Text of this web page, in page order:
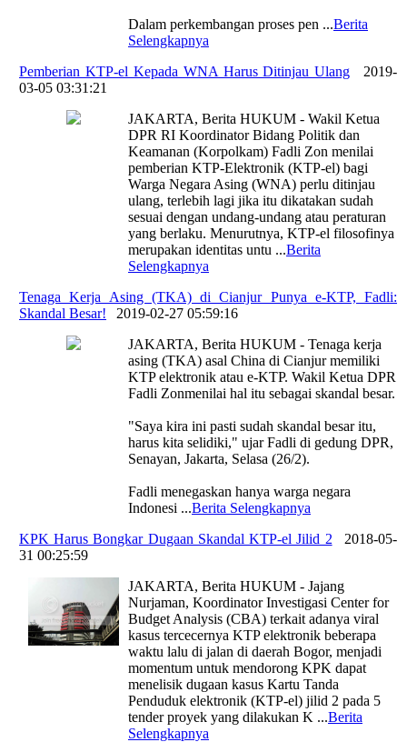
Dalam perkembangan proses pen ...Berita
Selengkapnya
Pemberian KTP-el Kepada WNA Harus Ditinjau Ulang
2019-
03-05 03:31:21
JAKARTA, Berita HUKUM - Wakil Ketua
DPR RI Koordinator Bidang Politik dan
Keamanan (Korpolkam) Fadli Zon menilai
pemberian KTP-Elektronik (KTP-el) bagi
Warga Negara Asing (WNA) perlu ditinjau
ulang, terlebih lagi jika itu dikatakan sudah
sesuai dengan undang-undang atau peraturan
yang berlaku. Menurutnya, KTP-el filosofinya
merupakan identitas untu ...Berita
Selengkapnya
Tenaga Kerja Asing (TKA) di Cianjur Punya e-KTP, Fadli:
Skandal Besar!
2019-02-27 05:59:16
JAKARTA, Berita HUKUM - Tenaga kerja
asing (TKA) asal China di Cianjur memiliki
KTP elektronik atau e-KTP. Wakil Ketua DPR
Fadli Zonmenilai hal itu sebagai skandal besar.
"Saya kira ini pasti sudah skandal besar itu,
harus kita selidiki," ujar Fadli di gedung DPR,
Senayan, Jakarta, Selasa (26/2).
Fadli menegaskan hanya warga negara
Indonesi ...Berita Selengkapnya
KPK Harus Bongkar Dugaan Skandal KTP-el Jilid 2
2018-05-
31 00:25:59
JAKARTA, Berita HUKUM - Jajang
Nurjaman, Koordinator Investigasi Center for
Budget Analysis (CBA) terkait adanya viral
kasus tercecernya KTP elektronik beberapa
waktu lalu di jalan di daerah Bogor, menjadi
momentum untuk mendorong KPK dapat
menelisik dugaan kasus Kartu Tanda
Penduduk elektronik (KTP-el) jilid 2 pada 5
tender proyek yang dilakukan K ...Berita
Selengkapnya